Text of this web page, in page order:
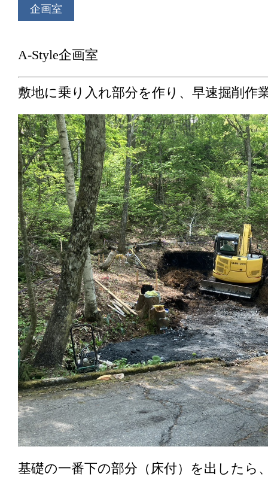
企画室
A-Style企画室
敷地に乗り入れ部分を作り、早速掘削作
基礎の一番下の部分（床付）を出したら